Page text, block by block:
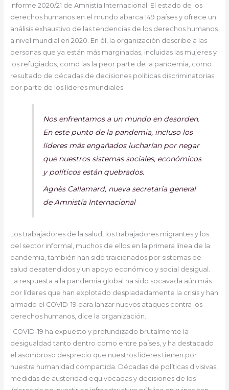
Informe 2020/21 de Amnistía Internacional: El estado de los
derechos humanos en el mundo abarca 149 países y ofrece un
análisis exhaustivo de las tendencias de los derechos humanos
a nivel mundial en 2020. En él, la organización describe a las
personas que ya están más marginadas, incluidas las mujeres y
los refugiados, como las la peor parte de la pandemia, como
resultado de décadas de decisiones políticas discriminatorias
por parte de los líderes mundiales.
Nos enfrentamos a un mundo en desorden.
En este punto de la pandemia, incluso los
líderes más engañados lucharían por negar
que nuestros sistemas sociales, económicos
y políticos están quebrados.
Agnès Callamard, nueva secretaria general
de Amnistía Internacional
Los trabajadores de la salud, los trabajadores migrantes y los
del sector informal, muchos de ellos en la primera línea de la
pandemia, también han sido traicionados por sistemas de
salud desatendidos y un apoyo económico y social desigual.
La respuesta a la pandemia global ha sido socavada aún más
por líderes que han explotado despiadadamente la crisis y han
armado el COVID-19 para lanzar nuevos ataques contra los
derechos humanos, dice la organización.
“COVID-19 ha expuesto y profundizado brutalmente la
desigualdad tanto dentro como entre países, y ha destacado
el asombroso desprecio que nuestros líderes tienen por
nuestra humanidad compartida. Décadas de políticas divisivas,
medidas de austeridad equivocadas y decisiones de los